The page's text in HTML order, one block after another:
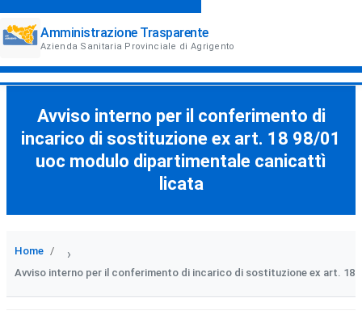
Amministrazione Trasparente
Azienda Sanitaria Provinciale di Agrigento
Avviso interno per il conferimento di
incarico di sostituzione ex art. 18 98/01
uoc modulo dipartimentale canicattì
licata
Home ›
Avviso interno per il conferimento di incarico di sostituzione ex art.